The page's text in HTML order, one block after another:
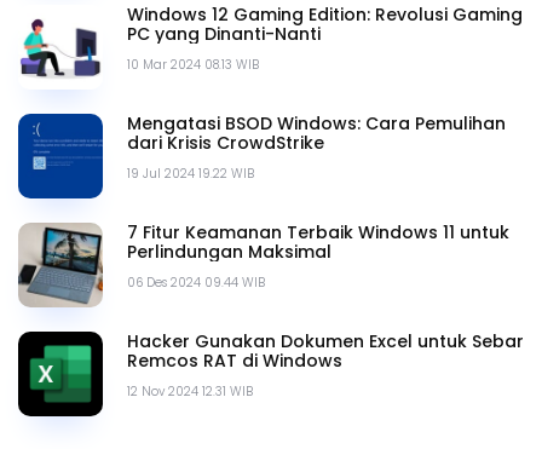
10 Mar 2024 08.13 WIB
Windows 12 Gaming Edition: Revolusi Gaming
PC yang Dinanti-Nanti
19 Jul 2024 19.22 WIB
Mengatasi BSOD Windows: Cara Pemulihan
dari Krisis CrowdStrike
06 Des 2024 09.44 WIB
7 Fitur Keamanan Terbaik Windows 11 untuk
Perlindungan Maksimal
12 Nov 2024 12.31 WIB
Hacker Gunakan Dokumen Excel untuk Sebar
Remcos RAT di Windows